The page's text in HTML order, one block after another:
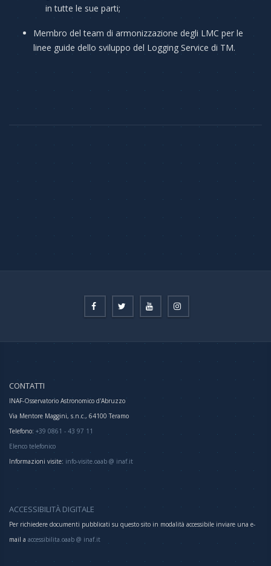
in tutte le sue parti;
Membro del team di armonizzazione degli LMC per le
linee guide dello sviluppo del Logging Service di TM.
CONTATTI
INAF-Osservatorio Astronomico d'Abruzzo
Via Mentore Maggini, s.n.c., 64100 Teramo
Telefono: +39 0861 - 43 97 11
Elenco telefonico
Informazioni visite: info-visite.oaab @ inaf.it
ACCESSIBILITÀ DIGITALE
Per richiedere documenti pubblicati su questo sito in modalità accessibile inviare una e-
mail a accessibilita.oaab @ inaf.it